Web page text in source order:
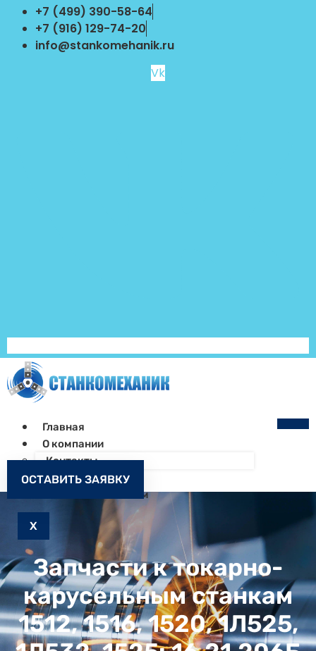
Перейти
содержимому
+7 (499) 390-58-64
+7 (916) 129-74-20
info@stankomehanik.ru
Vk
Главная
О компании
Контакты
Как заказать
Запчасти к станкам
X
ОСТАВИТЬ ЗАЯВКУ
Запчасти к токарно-
карусельным станкам
1512, 1516, 1520, 1Л525,